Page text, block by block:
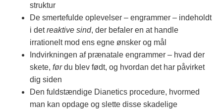
struktur
De smertefulde oplevelser – engrammer – indeholdt
i detreaktive sind, der befaler en at handle
irrationelt mod ens egne ønsker og mål
Indvirkningen af prænatale engrammer – hvad der
skete, førdu blev født, og hvordan det har påvirket
dig siden
Den fuldstændige Dianetics procedure, hvormed
man kan opdage og slette disse skadelige